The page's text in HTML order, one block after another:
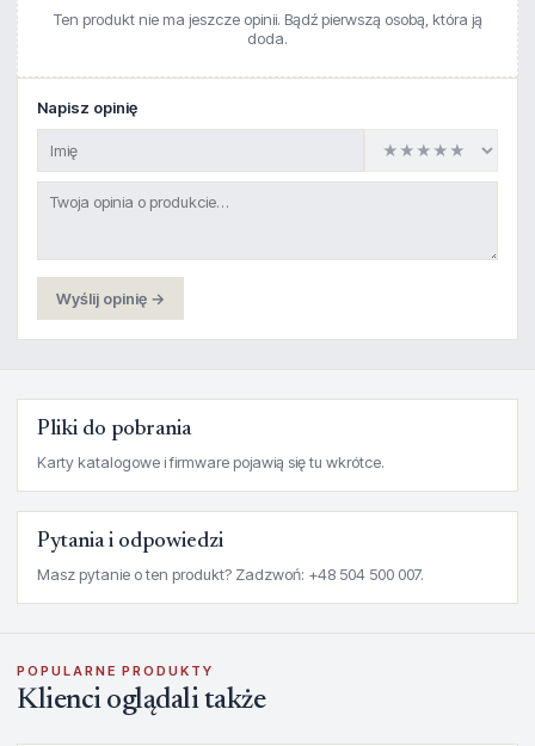
Ten produkt nie ma jeszcze opinii. Bądź pierwszą osobą, która ją
doda.
Napisz opinię
Wyślij opinię →
Pliki do pobrania
Karty katalogowe i firmware pojawią się tu wkrótce.
Pytania i odpowiedzi
Masz pytanie o ten produkt? Zadzwoń: +48 504 500 007.
POPULARNE PRODUKTY
Klienci oglądali także